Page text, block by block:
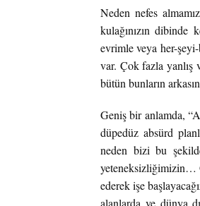
Neden nefes
kulağınızın dibinde
evrimle veya her-
var. Çok fazla
bütün bunların
Geniş bir anlamda,
düpedüz absürd
neden bizi bu
yeteneksizliğimizin…
ederek işe
alanlarda ve dünya